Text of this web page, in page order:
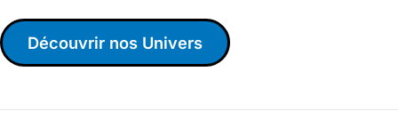
Découvrir nos Univers